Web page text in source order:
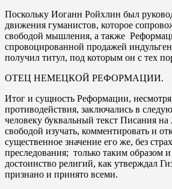
Поскольку Иоганн Ройхлин был
движения гуманистов, которое
свободой мышления, а также
спровоцированной продажей
получил титул, под которым он с тех
ОТЕЦ НЕМЕЦКОЙ РЕФОРМАЦИИ.
Итог и сущность Реформации,
противодействия, заключались в
человеку буквальный текст Писания
свободой изучать, комментировать и
существенное значение его же, без
преследования; только таким образом
достоинство религий, как утверждал
признано и принято всеми.